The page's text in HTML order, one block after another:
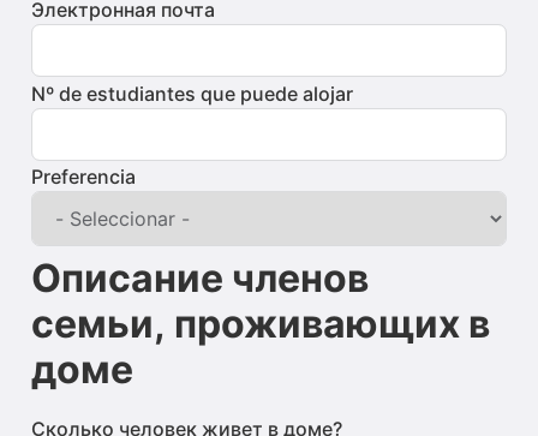
Электронная почта
Nº de estudiantes que puede alojar
Preferencia
Описание членов
семьи, проживающих в
доме
Сколько человек живет в доме?